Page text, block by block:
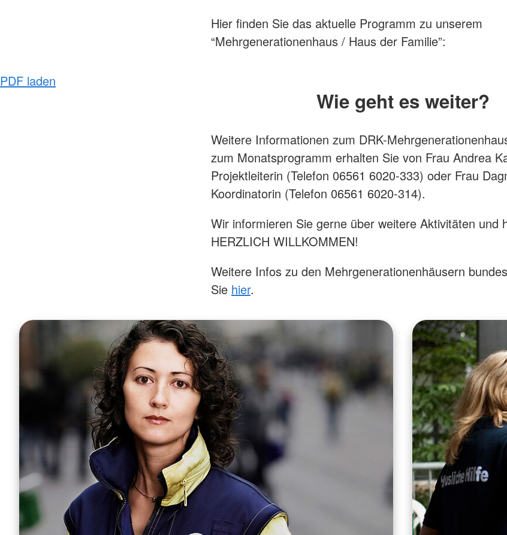
Hier finden Sie das aktuelle Programm zu unserem
“Mehrgenerationenhaus / Haus der Familie”:
PDF laden
Wie geht es weiter?
Weitere Informationen zum DRK-
zum Monatsprogramm erhalten Sie von Frau Andrea
Projektleiterin (Telefon 06561 6020-333) oder Frau
Koordinatorin (Telefon 06561 6020-314).
Wir informieren Sie gerne über weitere Aktivitäten und
HERZLICH WILLKOMMEN!
Weitere Infos zu den Mehrgenerationenhäusern
Sie hier.